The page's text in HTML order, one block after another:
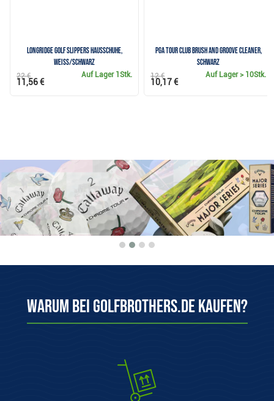
Longridge Golf Slippers Hausschuhe,
weiss/schwarz
Auf Lager 1Stk.
22 €
11,56 €
PGA Tour Club Brush and Groove Cleaner,
schwarz
Auf Lager> 10Stk.
12 €
10,17 €
Warum bei Golfbrothers.de kaufen?